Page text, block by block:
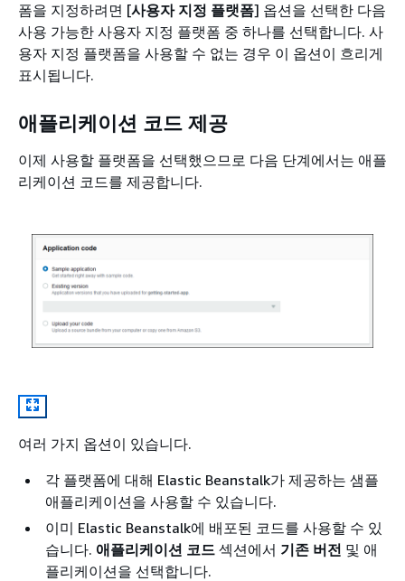
폼을 지정하려면 [사용자 지정 플랫폼] 옵션을 선택한 다음
사용 가능한 사용자 지정 플랫폼 중 하나를 선택합니다. 사
용자 지정 플랫폼을 사용할 수 없는 경우 이 옵션이 흐리게
표시됩니다.
애플리케이션 코드 제공
이제 사용할 플랫폼을 선택했으므로 다음 단계에서는 애플
리케이션 코드를 제공합니다.
여러 가지 옵션이 있습니다.
각 플랫폼에 대해 Elastic Beanstalk가 제공하는 샘플
애플리케이션을 사용할 수 있습니다.
이미 Elastic Beanstalk에 배포된 코드를 사용할 수 있
습니다. 애플리케이션 코드 섹션에서 기존 버전 및 애
플리케이션을 선택합니다.